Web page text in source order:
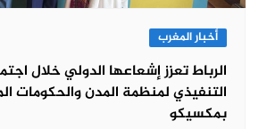
أخبار المغرب
الرباط تعزز إشعاعها الدولي خلال
التنفيذي لمنظمة المدن والحكومات
بمكسيكو